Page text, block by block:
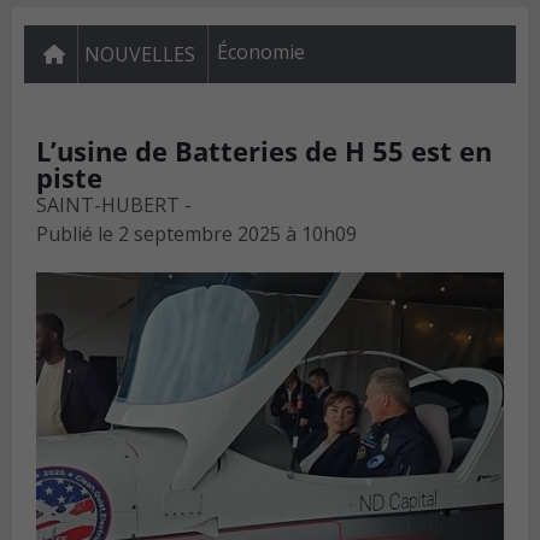
NOUVELLES Économie
L’usine de Batteries de H 55 est en
piste
SAINT-HUBERT -
Publié le 2 septembre 2025 à 10h09